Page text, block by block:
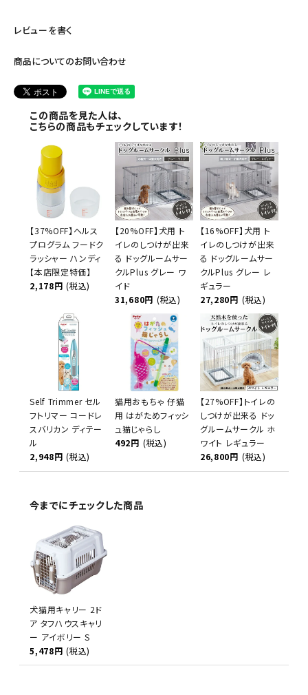
レビューを書く
商品についてのお問い合わせ
この商品を見た人は、
こちらの商品もチェックしています！
【37%OFF】ヘルス
プログラム フードク
ラッシャー ハンディ
【本店限定特価】
2,178円 (税込)
【20%OFF】犬用 ト
イレのしつけが出来
る ドッグルームサー
クルPlus グレー ワ
イド
31,680円 (税込)
【16%OFF】犬用 ト
イレのしつけが出来
る ドッグルームサー
クルPlus グレー レ
ギュラー
27,280円 (税込)
Self Trimmer セル
フトリマー コードレ
スバリカン ディテー
ル
2,948円 (税込)
猫用おもちゃ 仔猫
用 はがためフィッシ
ュ猫じゃらし
492円 (税込)
【27%OFF】トイレの
しつけが出来る ドッ
グルームサークル ホ
ワイト レギュラー
26,800円 (税込)
今までにチェックした商品
犬猫用キャリー 2ド
ア タフハウスキャリ
ー アイボリー S
5,478円 (税込)